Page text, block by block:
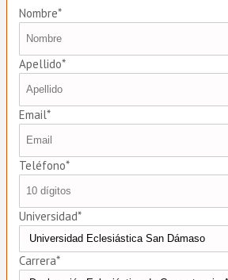
Nombre*
Apellido*
Email*
Teléfono*
Universidad*
Carrera*